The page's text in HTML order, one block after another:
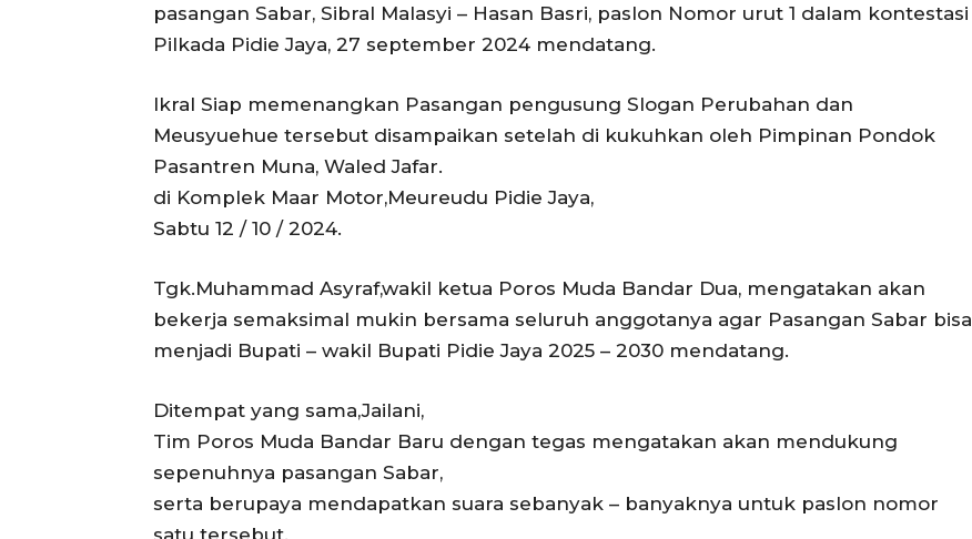
pasangan Sabar, Sibral Malasyi – Hasan Basri, paslon Nomor urut 1 dalam kontestasi
Pilkada Pidie Jaya, 27 september 2024 mendatang.
Ikral Siap memenangkan Pasangan pengusung Slogan Perubahan dan
Meusyuehue tersebut disampaikan setelah di kukuhkan oleh Pimpinan Pondok
Pasantren Muna, Waled Jafar.
di Komplek Maar Motor,Meureudu Pidie Jaya,
Sabtu 12 / 10 / 2024.
Tgk.Muhammad Asyraf,wakil ketua Poros Muda Bandar Dua, mengatakan akan
bekerja semaksimal mukin bersama seluruh anggotanya agar Pasangan Sabar bisa
menjadi Bupati – wakil Bupati Pidie Jaya 2025 – 2030 mendatang.
Ditempat yang sama,Jailani,
Tim Poros Muda Bandar Baru dengan tegas mengatakan akan mendukung
sepenuhnya pasangan Sabar,
serta berupaya mendapatkan suara sebanyak – banyaknya untuk paslon nomor
satu tersebut.